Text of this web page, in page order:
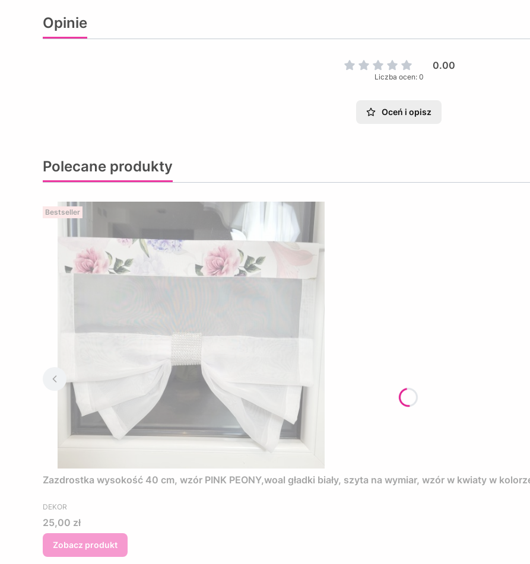
Opinie
0.00
Liczba ocen: 0
Oceń i opisz
Polecane produkty
Bestseller
Zazdrostka wysokość 40 cm, wzór PINK PEONY,woal gładki biały, szyta na wymiar, wzór w kwiaty w
PRODUCENT
DEKOR
Cena
25,00 zł
Zobacz produkt